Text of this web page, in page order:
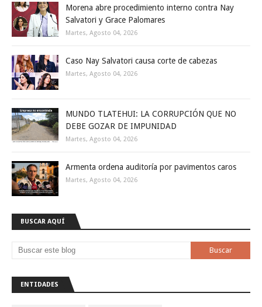
Morena abre procedimiento interno contra Nay
Salvatori y Grace Palomares
Martes, Agosto 04, 2026
Caso Nay Salvatori causa corte de cabezas
Martes, Agosto 04, 2026
MUNDO TLATEHUI: LA CORRUPCIÓN QUE NO
DEBE GOZAR DE IMPUNIDAD
Martes, Agosto 04, 2026
Armenta ordena auditoría por pavimentos caros
Martes, Agosto 04, 2026
BUSCAR AQUÍ
ENTIDADES